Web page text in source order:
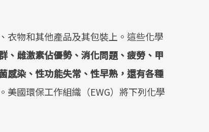
衣物和其他產品及其包裝上。這些化學
、雌激素佔優勢、消化問題、疲勞、甲
感染、性功能失常、性早熟，還有各種
美國環保工作組織（EWG）將下列化學